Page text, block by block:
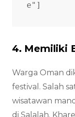
e"]
4. Memiliki
Warga Oman
festival. Salah
wisatawan
di Salalah.